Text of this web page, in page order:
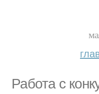
Работа с